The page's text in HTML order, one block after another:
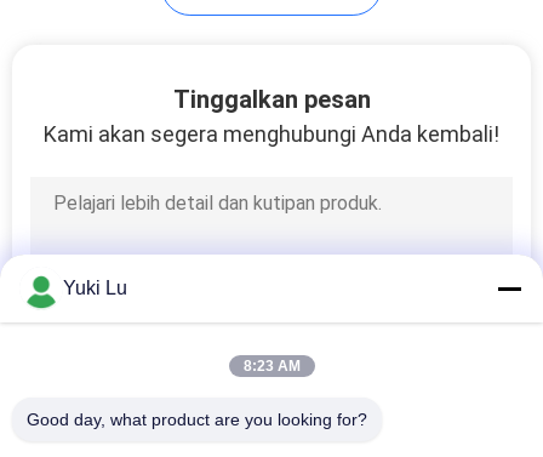
Tinggalkan pesan
Kami akan segera menghubungi Anda kembali!
Yuki Lu
8:23 AM
Good day, what product are you looking for?